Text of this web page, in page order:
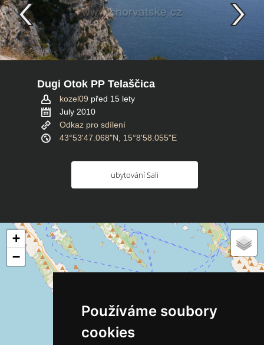
Používáme soubory
cookies
Dugi Otok PP Telaščica
kozel09 před 15 lety
July 2010
Odkaz pro sdílení
43°53'47.068"N, 15°8'58.055"E
ubytování Sali
+
−